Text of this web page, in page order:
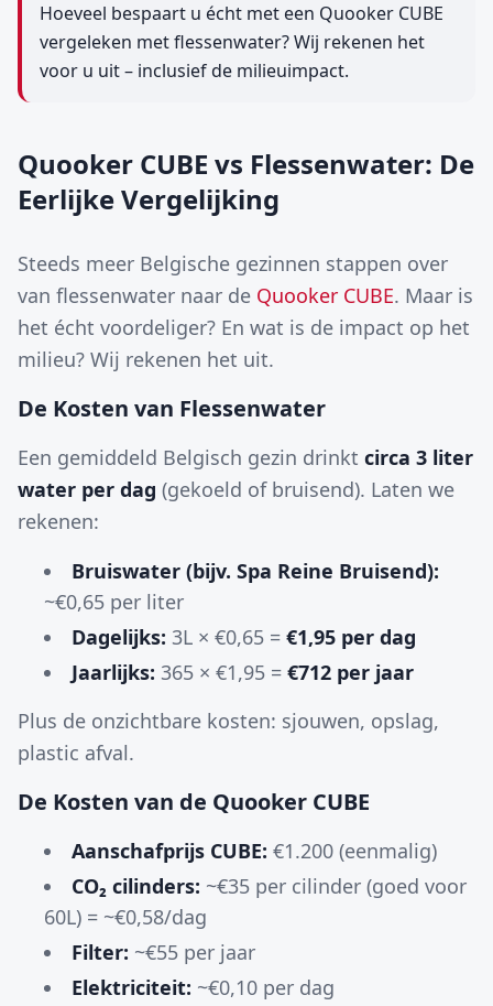
Hoeveel bespaart u écht met een Quooker CUBE
vergeleken met flessenwater? Wij rekenen het
voor u uit – inclusief de milieuimpact.
Quooker CUBE vs Flessenwater: De
Eerlijke Vergelijking
Steeds meer Belgische gezinnen stappen over
van flessenwater naar de Quooker CUBE. Maar is
het écht voordeliger? En wat is de impact op het
milieu? Wij rekenen het uit.
De Kosten van Flessenwater
Een gemiddeld Belgisch gezin drinkt circa 3 liter
water per dag (gekoeld of bruisend). Laten we
rekenen:
Bruiswater (bijv. Spa Reine Bruisend):
~€0,65 per liter
Dagelijks: 3L × €0,65 = €1,95 per dag
Jaarlijks: 365 × €1,95 = €712 per jaar
Plus de onzichtbare kosten: sjouwen, opslag,
plastic afval.
De Kosten van de Quooker CUBE
Aanschafprijs CUBE: €1.200 (eenmalig)
CO₂ cilinders: ~€35 per cilinder (goed voor
60L) = ~€0,58/dag
Filter: ~€55 per jaar
Elektriciteit: ~€0,10 per dag